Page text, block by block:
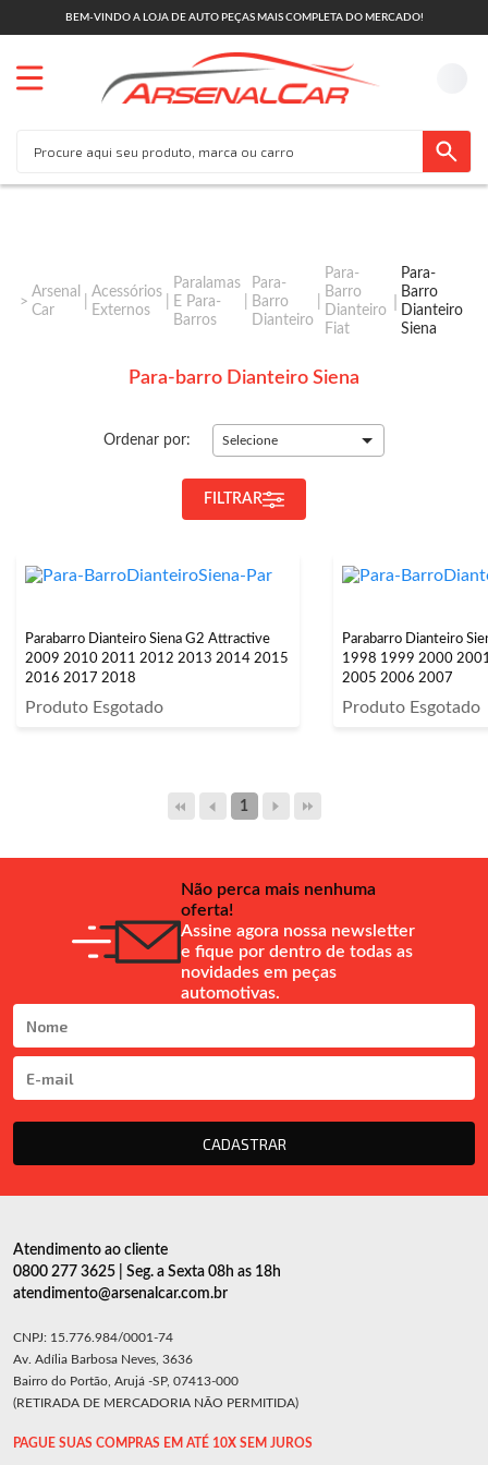
BEM-VINDO A LOJA DE AUTO PEÇAS MAIS COMPLETA DO MERCADO!
Arsenal
Car
Acessórios
Externos
Paralamas
E Para-
Barros
Para-
Barro
Dianteiro
Para-
Barro
Dianteiro
Fiat
Para-
Barro
Dianteiro
Siena
Para-barro Dianteiro Siena
Ordenar por: Selecione
FILTRAR
Parabarro Dianteiro Siena G2 Attractive
2009 2010 2011 2012 2013 2014 2015
2016 2017 2018
Produto Esgotado
Parabarro Dianteiro
1998 1999 2000
2005 2006 2007
Produto Esgotado
1
Não perca mais nenhuma
oferta!
Assine agora nossa newsletter
e fique por dentro de todas as
novidades em peças
automotivas.
CADASTRAR
Atendimento ao cliente
0800 277 3625 | Seg. a Sexta 08h as 18h
atendimento@arsenalcar.com.br
CNPJ: 15.776.984/0001-74
Av. Adília Barbosa Neves, 3636
Bairro do Portão, Arujá -SP, 07413-000
(RETIRADA DE MERCADORIA NÃO PERMITIDA)
PAGUE SUAS COMPRAS EM ATÉ 10X SEM JUROS